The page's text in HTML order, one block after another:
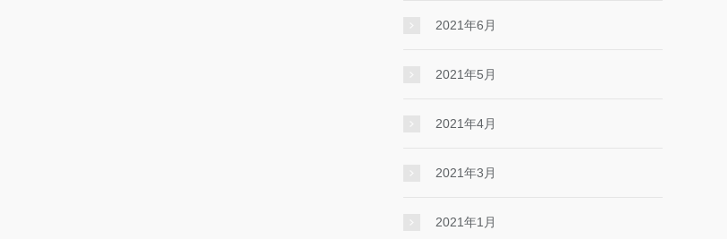
2021年6月
2021年5月
2021年4月
2021年3月
2021年1月